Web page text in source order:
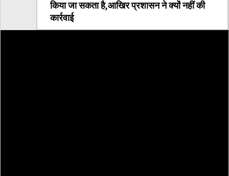
किया जा सकता है,आखिर प्रशासन ने क्यों नहीं की
कार्रवाई